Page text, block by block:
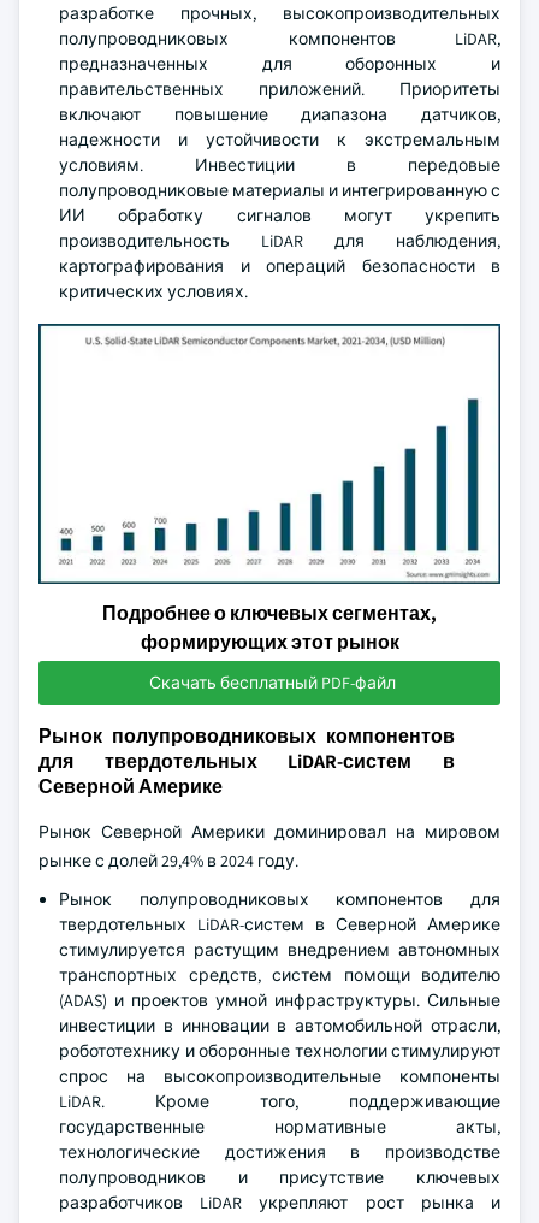
разработке прочных, высокопроизводительных
полупроводниковых компонентов LiDAR,
предназначенных для оборонных и
правительственных приложений. Приоритеты
включают повышение диапазона датчиков,
надежности и устойчивости к экстремальным
условиям. Инвестиции в передовые
полупроводниковые материалы и интегрированную с
ИИ обработку сигналов могут укрепить
производительность LiDAR для наблюдения,
картографирования и операций безопасности в
критических условиях.
Подробнее о ключевых сегментах,
формирующих этот рынок
Скачать бесплатный PDF-файл
Рынок полупроводниковых компонентов
для твердотельных LiDAR-систем в
Северной Америке
Рынок Северной Америки доминировал на мировом
рынке с долей 29,4% в 2024 году.
Рынок полупроводниковых компонентов для
твердотельных LiDAR-систем в Северной Америке
стимулируется растущим внедрением автономных
транспортных средств, систем помощи водителю
(ADAS) и проектов умной инфраструктуры. Сильные
инвестиции в инновации в автомобильной отрасли,
робототехнику и оборонные технологии стимулируют
спрос на высокопроизводительные компоненты
LiDAR. Кроме того, поддерживающие
государственные нормативные акты,
технологические достижения в производстве
полупроводников и присутствие ключевых
разработчиков LiDAR укрепляют рост рынка и